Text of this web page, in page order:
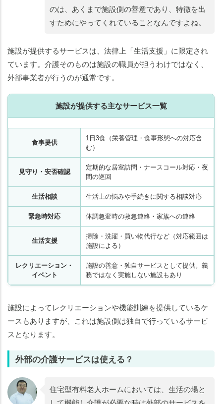
のは、あくまで施設側の善意であり、特徴を出
すためにやってくれていることなんですよね。
施設が提供するサービスは、法律上「生活支援」に限定され
ています。介護そのものは施設の職員が担うわけではなく、
外部事業者が行うのが通常です。
施設が提供する主なサービス一覧
食事提供
1日3食（栄養管理・食事形態への対応含
む）
見守り・安否確認
定期的な居室訪問・ナースコール対応・夜
間の巡回
生活相談 生活上の悩みや手続きに関する相談対応
緊急時対応 体調急変時の救急連絡・家族への連絡
生活支援
掃除・洗濯・買い物代行など（対応範囲は
施設による）
レクリエーション・
イベント
施設の善意・独自サービスとして提供。義
務ではなく実施しない施設もあり
施設によってレクリエーションや機能訓練を提供しているケ
ースもありますが、これは施設側は独自で行っているサービ
スとなります。
外部の介護サービスは使える？
住宅型有料老人ホームにおいては、生活の場と